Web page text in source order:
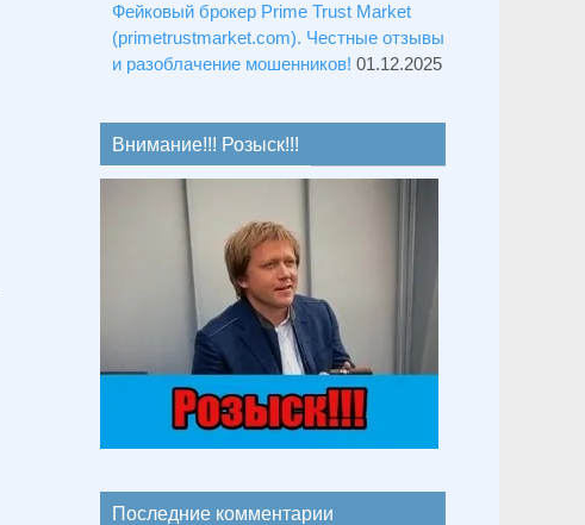
Фейковый брокер Prime Trust Market
(primetrustmarket.com). Честные отзывы
и разоблачение мошенников! 01.12.2025
Внимание!!! Розыск!!!
Последние комментарии